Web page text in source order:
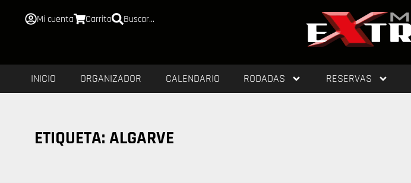
Mi cuenta Carrito Buscar...
INICIO ORGANIZADOR CALENDARIO RODADAS RESERVAS
ETIQUETA: ALGARVE